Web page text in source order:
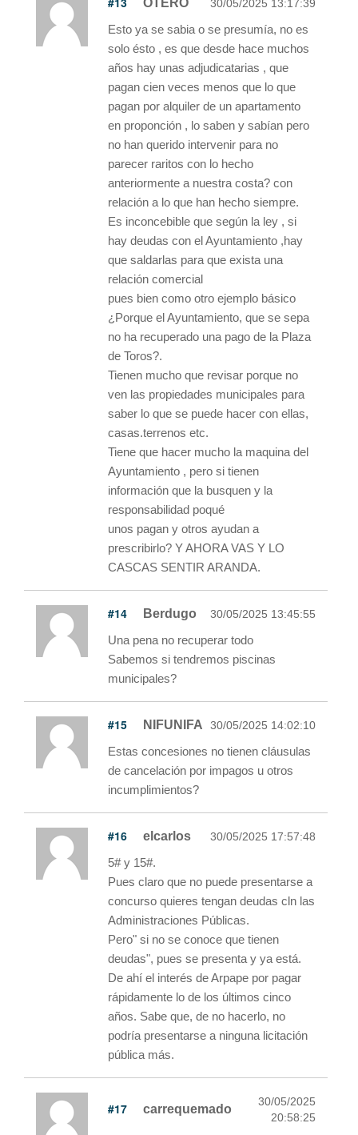
30/05/2025 13:17:39
Esto ya se sabia o se presumía, no es
solo ésto , es que desde hace muchos
años hay unas adjudicatarias , que
pagan cien veces menos que lo que
pagan por alquiler de un apartamento
en proponción , lo saben y sabían pero
no han querido intervenir para no
parecer raritos con lo hecho
anteriormente a nuestra costa? con
relación a lo que han hecho siempre.
Es inconcebible que según la ley , si
hay deudas con el Ayuntamiento ,hay
que saldarlas para que exista una
relación comercial
pues bien como otro ejemplo básico
¿Porque el Ayuntamiento, que se sepa
no ha recuperado una pago de la Plaza
de Toros?.
Tienen mucho que revisar porque no
ven las propiedades municipales para
saber lo que se puede hacer con ellas,
casas.terrenos etc.
Tiene que hacer mucho la maquina del
Ayuntamiento , pero si tienen
información que la busquen y la
responsabilidad poqué
unos pagan y otros ayudan a
prescribirlo? Y AHORA VAS Y LO
CASCAS SENTIR ARANDA.
#14 Berdugo 30/05/2025 13:45:55
Una pena no recuperar todo
Sabemos si tendremos piscinas
municipales?
#15 NIFUNIFA 30/05/2025 14:02:10
Estas concesiones no tienen cláusulas
de cancelación por impagos u otros
incumplimientos?
#16 elcarlos 30/05/2025 17:57:48
5# y 15#.
Pues claro que no puede presentarse a
concurso quieres tengan deudas cln las
Administraciones Públicas.
Pero" si no se conoce que tienen
deudas", pues se presenta y ya está.
De ahí el interés de Arpape por pagar
rápidamente lo de los últimos cinco
años. Sabe que, de no hacerlo, no
podría presentarse a ninguna licitación
pública más.
#17 carrequemado
30/05/2025
20:58:25